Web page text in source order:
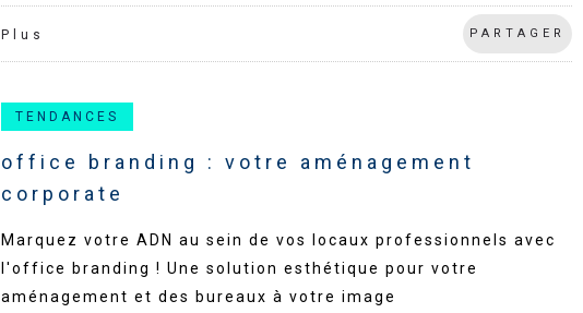
Plus PARTAGER
TENDANCES
office branding : votre aménagement
corporate
Marquez votre ADN au sein de vos locaux professionnels avec
l'office branding ! Une solution esthétique pour votre
aménagement et des bureaux à votre image